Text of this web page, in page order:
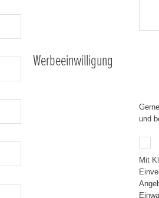
Werbeeinwilligung
und
Mit